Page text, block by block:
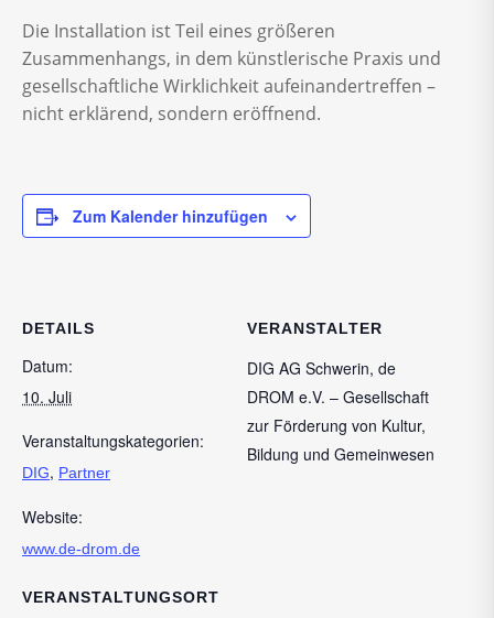
Die Installation ist Teil eines größeren
Zusammenhangs, in dem künstlerische Praxis und
gesellschaftliche Wirklichkeit aufeinandertreffen –
nicht erklärend, sondern eröffnend.
Zum Kalender hinzufügen
DETAILS
Datum:
10. Juli
Veranstaltungskategorien:
DIG, Partner
Website:
www.de-drom.de
VERANSTALTUNGSORT
VERANSTALTER
DIG AG Schwerin, de
DROM e.V. – Gesellschaft
zur Förderung von Kultur,
Bildung und Gemeinwesen